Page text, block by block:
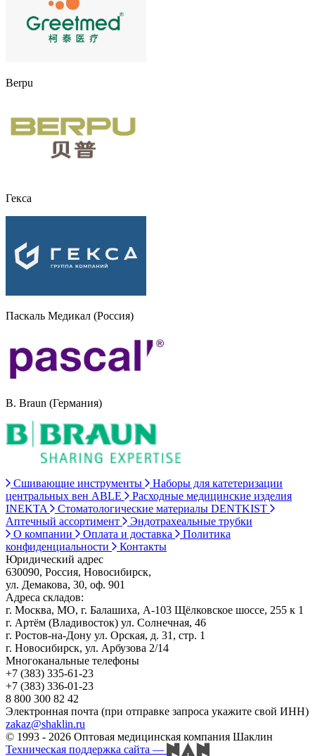
Berpu
Гекса
Паскаль Медикал (Россия)
B. Braun (Германия)
Сшивающие инструменты
Наборы для катетеризации
центральных вен ABLE
Расходные медицинские изделия
INEKTA
Стоматологические материалы DENTKIST
Аптечный ассортимент
Эндотрахеальные трубки
О компании
Оплата и доставка
Политика
конфиденциальности
Контакты
Юридический адрес
630090, Россия, Новосибирск,
ул. Демакова, 30, оф. 901
Адреса складов:
г. Москва, МО, г. Балашиха, А-103 Щёлковское шоссе, 255 к 1
г. Артём (Владивосток) ул. Солнечная, 46
г. Ростов-на-Дону ул. Орская, д. 31, стр. 1
г. Новосибирск, ул. Арбузова 2/14
Многоканальные телефоны
+7 (383) 335-61-23
+7 (383) 336-01-23
8 800 300 82 42
Электронная почта (при отправке запроса укажите свой ИНН)
zakaz@shaklin.ru
© 1993 - 2026 Оптовая медицинская компания Шаклин
Техническая поддержка сайта —